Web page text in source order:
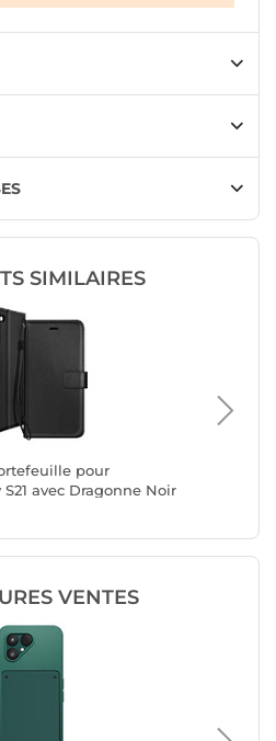
SIMILAIRES
pour
avec Dragonne Noir
VENTES